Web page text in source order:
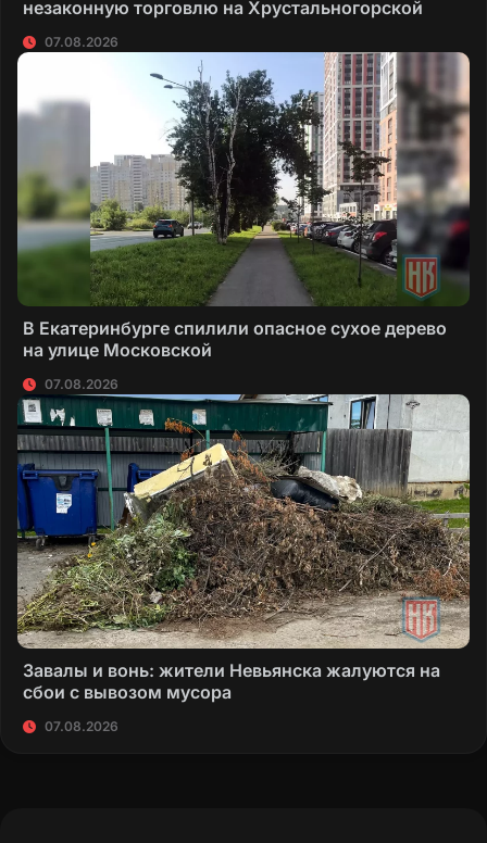
незаконную торговлю на Хрустальногорской
07.08.2026
В Екатеринбурге спилили опасное сухое дерево
на улице Московской
07.08.2026
Завалы и вонь: жители Невьянска жалуются на
сбои с вывозом мусора
07.08.2026